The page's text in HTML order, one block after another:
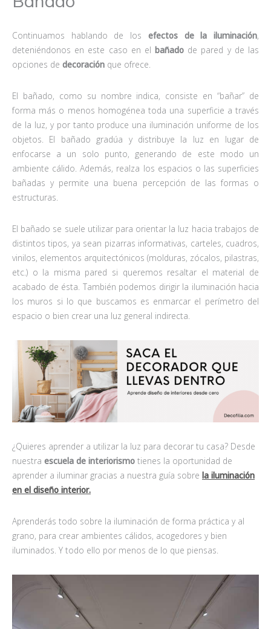
Continuamos hablando de los efectos de la iluminación,
deteniéndonos en este caso en elbañado de pared y de las
opciones de decoración que ofrece.
El bañado, como su nombre indica, consiste en “bañar” de
forma más o menos homogénea toda una superficie a través
de la luz, y por tanto produce una iluminación uniforme de los
objetos. El bañado gradúa y distribuye la luz en lugar de
enfocarse a un solo punto, generando de este modo un
ambiente cálido. Además, realza los espacios o las superficies
bañadas y permite una buena percepción de las formas o
estructuras.
El bañado se suele utilizar para orientar la luz hacia trabajos de
distintos tipos, ya sean pizarras informativas, carteles, cuadros,
vinilos, elementos arquitectónicos (molduras, zócalos, pilastras,
etc.) o la misma pared si queremos resaltar el material de
acabado de ésta. También podemos dirigir la iluminación hacia
los muros si lo que buscamos es enmarcar el perímetro del
espacio o bien crear una luz general indirecta.
¿Quieres aprender a utilizar la luz para decorar tu casa? Desde
nuestra escuela de interiorismo tienes la oportunidad de
aprender a iluminar gracias a nuestra guía sobre la iluminación
en el diseño interior.
Aprenderás todo sobre la iluminación de forma práctica y al
grano, para crear ambientes cálidos, acogedores y bien
iluminados. Y todo ello por menos de lo que piensas.